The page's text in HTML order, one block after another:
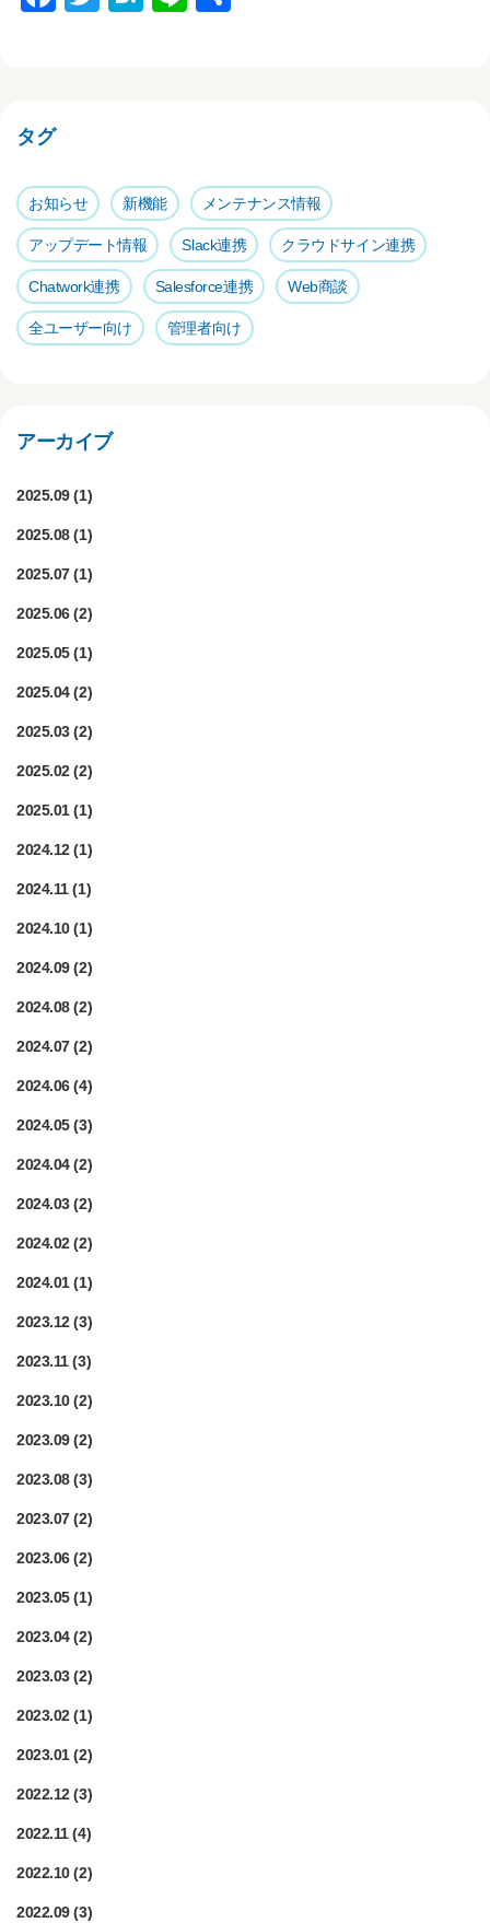
b
o
k
タグ
お知らせ 新機能 メンテナンス情報
アップデート情報 Slack連携 クラウドサイン連携
Chatwork連携 Salesforce連携 Web商談
全ユーザー向け 管理者向け
アーカイブ
2025.09(1)
2025.08(1)
2025.07(1)
2025.06(2)
2025.05(1)
2025.04(2)
2025.03(2)
2025.02(2)
2025.01(1)
2024.12(1)
2024.11(1)
2024.10(1)
2024.09(2)
2024.08(2)
2024.07(2)
2024.06(4)
2024.05(3)
2024.04(2)
2024.03(2)
2024.02(2)
2024.01(1)
2023.12(3)
2023.11(3)
2023.10(2)
2023.09(2)
2023.08(3)
2023.07(2)
2023.06(2)
2023.05(1)
2023.04(2)
2023.03(2)
2023.02(1)
2023.01(2)
2022.12(3)
2022.11(4)
2022.10(2)
2022.09(3)